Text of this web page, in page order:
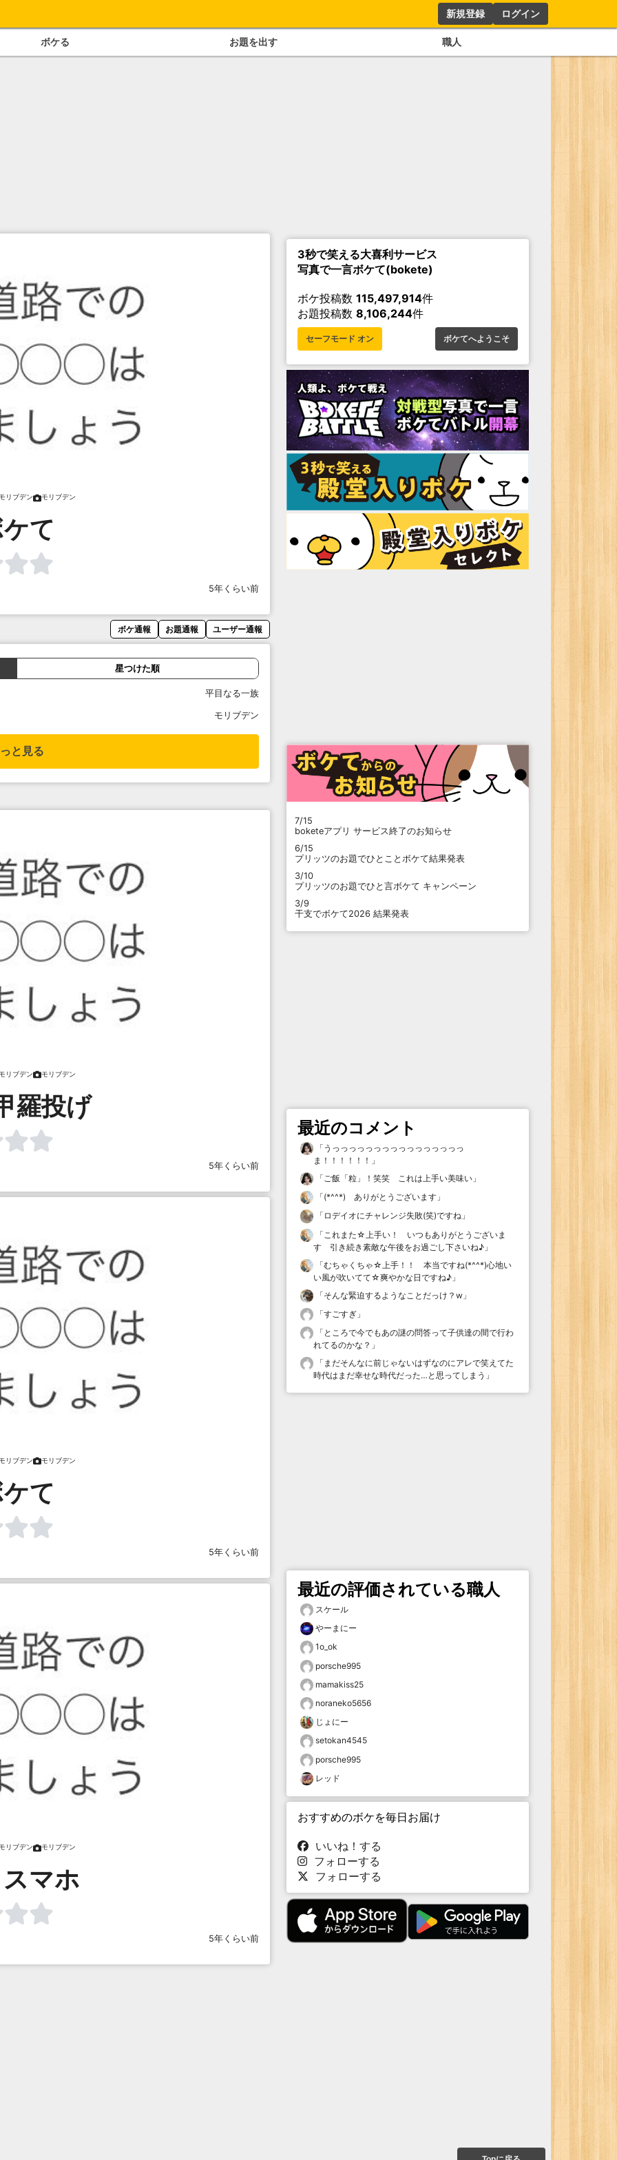
新規登録 ログイン
ボケる お題を出す 職人
リブデン モリブデン
て
5年くらい前
ボケ通報 お題通報 ユーザー通報
星つけた順
平目なる一族
モリブデン
と見る
リブデン モリブデン
羅投げ
5年くらい前
リブデン モリブデン
て
5年くらい前
リブデン モリブデン
マホ
5年くらい前
3秒で笑える大喜利サービス
写真で一言ボケて(bokete)
ボケ投稿数 115,497,914件
お題投稿数 8,106,244件
セーフモード オン ボケてへようこそ
7/15
boketeアプリ サービス終了のお知らせ
6/15
プリッツのお題でひとことボケて結果発表
3/10
プリッツのお題でひと言ボケて キャンペーン
3/9
干支でボケて2026 結果発表
最近のコメント
「 うっっっっっっっっっっっっっっっっ
ま！！！！！！ 」
「ご飯「粒」！笑笑 これは上手い美味い 」
「(*^^*) ありがとうございます 」
「 ロデイオにチャレンジ失敗(笑)ですね 」
「 これまた☆上手い！ いつもありがとうございま
す 引き続き素敵な午後をお過ごし下さいね♪ 」
「むちゃくちゃ☆上手！！ 本当ですね(*^^*)心地い
い風が吹いてて☆爽やかな日ですね♪ 」
「そんな緊迫するようなことだっけ？w 」
「すごすぎ 」
「 ところで今でもあの謎の問答って子供達の間で行わ
れてるのかな？ 」
「 まだそんなに前じゃないはずなのにアレで笑えてた
時代はまだ幸せな時代だった…と思ってしまう 」
最近の評価されている職人
スケール
やーまにー
1o_ok
porsche995
mamakiss25
noraneko5656
じょにー
setokan4545
porsche995
レッド
おすすめのボケを毎日お届け
いいね！する
フォローする
フォローする